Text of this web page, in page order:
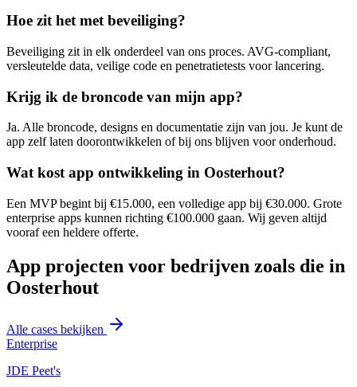
Hoe zit het met beveiliging?
Beveiliging zit in elk onderdeel van ons proces. AVG-compliant,
versleutelde data, veilige code en penetratietests voor lancering.
Krijg ik de broncode van mijn app?
Ja. Alle broncode, designs en documentatie zijn van jou. Je kunt de
app zelf laten doorontwikkelen of bij ons blijven voor onderhoud.
Wat kost app ontwikkeling in Oosterhout?
Een MVP begint bij €15.000, een volledige app bij €30.000. Grote
enterprise apps kunnen richting €100.000 gaan. Wij geven altijd
vooraf een heldere offerte.
App projecten voor bedrijven zoals die in
Oosterhout
Alle cases bekijken
Enterprise
JDE Peet's